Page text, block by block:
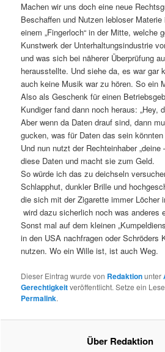
Machen wir uns doch eine neue
Beschaffen und Nutzen lebloser
einem „Fingerloch“ in der Mitte, welche
Kunstwerk der Unterhaltungsindustrie
und was sich bei näherer Überprüfung
herausstellte. Und siehe da, es war gar
auch keine Musik war zu hören. So ein
Also als Geschenk für einen
Kundiger fand dann noch heraus: „Hey,
Aber wenn da Daten drauf sind, dann
gucken, was für Daten das sein
Und nun nutzt der Rechteinhaber „deine
diese Daten und macht sie zum Geld.
So würde ich das zu deichseln
Schlapphut, dunkler Brille und
die sich mit der Zigarette immer Löcher
wird dazu sicherlich noch was anderes
Sonst mal auf dem kleinen
in den USA nachfragen oder Schröders
nutzen. Wo ein Wille ist, ist auch Weg.
Dieser Eintrag wurde von Redaktionunter
Gerechtigkeitveröffentlicht. Setze ein
Permalink.
Über Redaktion